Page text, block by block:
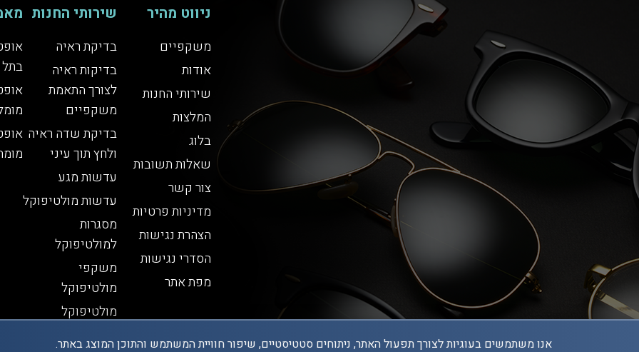
ניווט מהיר
משקפיים
אודות
שירותי החנות
המלצות
בלוג
שאלות תשובות
צור קשר
מדיניות פרטיות
הצהרת נגישות
הסדרי נגישות
מפת אתר
שירותי החנות
בדיקת ראיה
בדיקות ראיה
לצורך התאמת
משקפיים
בדיקת שדה ראיה
ולחץ תוך עיני
עדשות מגע
עדשות מולטיפוקל
מסגרות
למולטיפוקל
משקפי
מולטיפוקל
מולטיפוקל
אנו משתמשים בעוגיות לצורך תפעול האתר, ניתוחים סטטיסטיים, שיפור חוויית המשתמש והתוכן המוצג באתר.